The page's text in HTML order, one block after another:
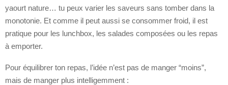
yaourt nature… tu peux varier les saveurs sans tomber dans la
monotonie. Et comme il peut aussi se consommer froid, il est
pratique pour les lunchbox, les salades composées ou les repas
à emporter.
Pour équilibrer ton repas, l’idée n’est pas de manger “moins”,
mais de manger plus intelligemment :